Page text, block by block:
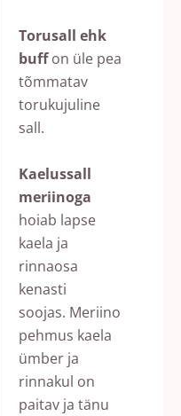
Torusall ehk
buffon üle pea
tõmmatav
torukujuline
sall.
Kaelussall
meriinoga
hoiab lapse
kaela ja
rinnaosa
kenasti
soojas. Meriino
pehmus kaela
ümber ja
rinnakul on
paitav ja tänu